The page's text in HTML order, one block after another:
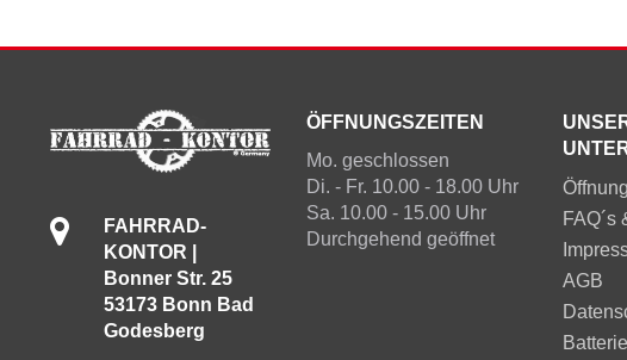
FAHRRAD-
KONTOR |
Bonner Str. 25
53173 Bonn Bad
Godesberg
ÖFFNUNGSZEITEN
Mo. geschlossen
Di. - Fr. 10.00 - 18.00 Uhr
Sa. 10.00 - 15.00 Uhr
Durchgehend geöffnet
FAQ´s
AGB